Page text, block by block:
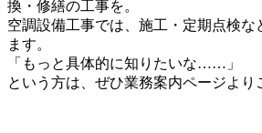
換・修繕の工事を。
空調設備工事では、施工・定期点検な
ます。
「もっと具体的に知りたいな……」
という方は、ぜひ業務案内ページより